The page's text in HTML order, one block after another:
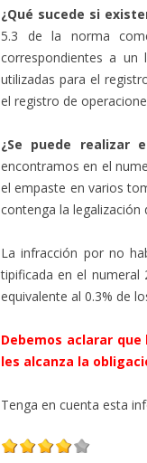
¿Qué sucede si
5.3 de la norma
correspondientes a
utilizadas para el
el registro de
¿Se puede realizar
encontramos en el
el empaste en varios
contenga la
La infracción por no
tipificada en el numeral
equivalente al 0.3% de
Debemos aclarar
les alcanza la
Tenga en cuenta esta